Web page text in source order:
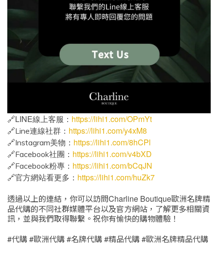
🔗LINE線上客服： https://lihi1.com/OPmYt
🔗Line連線社群： https://lihi1.com/y4xM8
🔗Instagram美物： https://lihi1.com/8hCPl
🔗Facebook社團： https://lihi1.com/v4bXD
🔗Facebook粉專： https://lihi1.com/bCqJN
🔗官方網站看更多： https://lihi1.com/huZk7
透過以上的連結，你可以訪問Charline Boutique歐洲名牌精
品代購的不同社群媒體平台以及官方網站，了解更多相關資
訊，並與我們取得聯繫。祝你有愉快的購物體驗！
#代購 #歐洲代購 #名牌代購 #精品代購 #歐洲名牌精品代購